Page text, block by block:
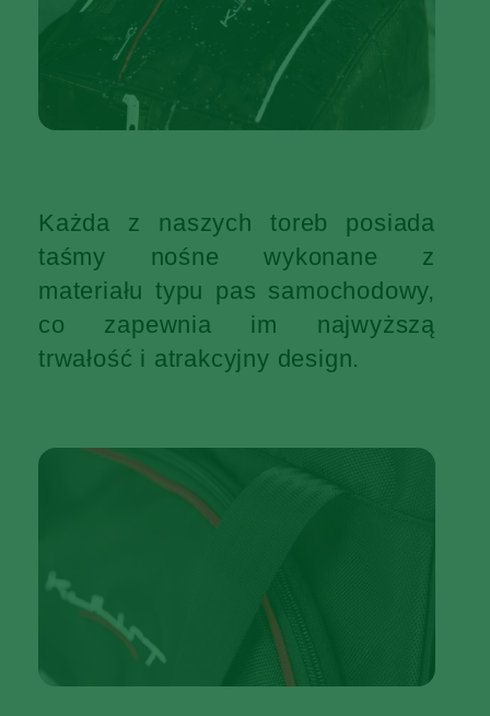
Każda z naszych toreb posiada
taśmy nośne wykonane z
materiału typu pas samochodowy,
co zapewnia im najwyższą
trwałość i atrakcyjny design.